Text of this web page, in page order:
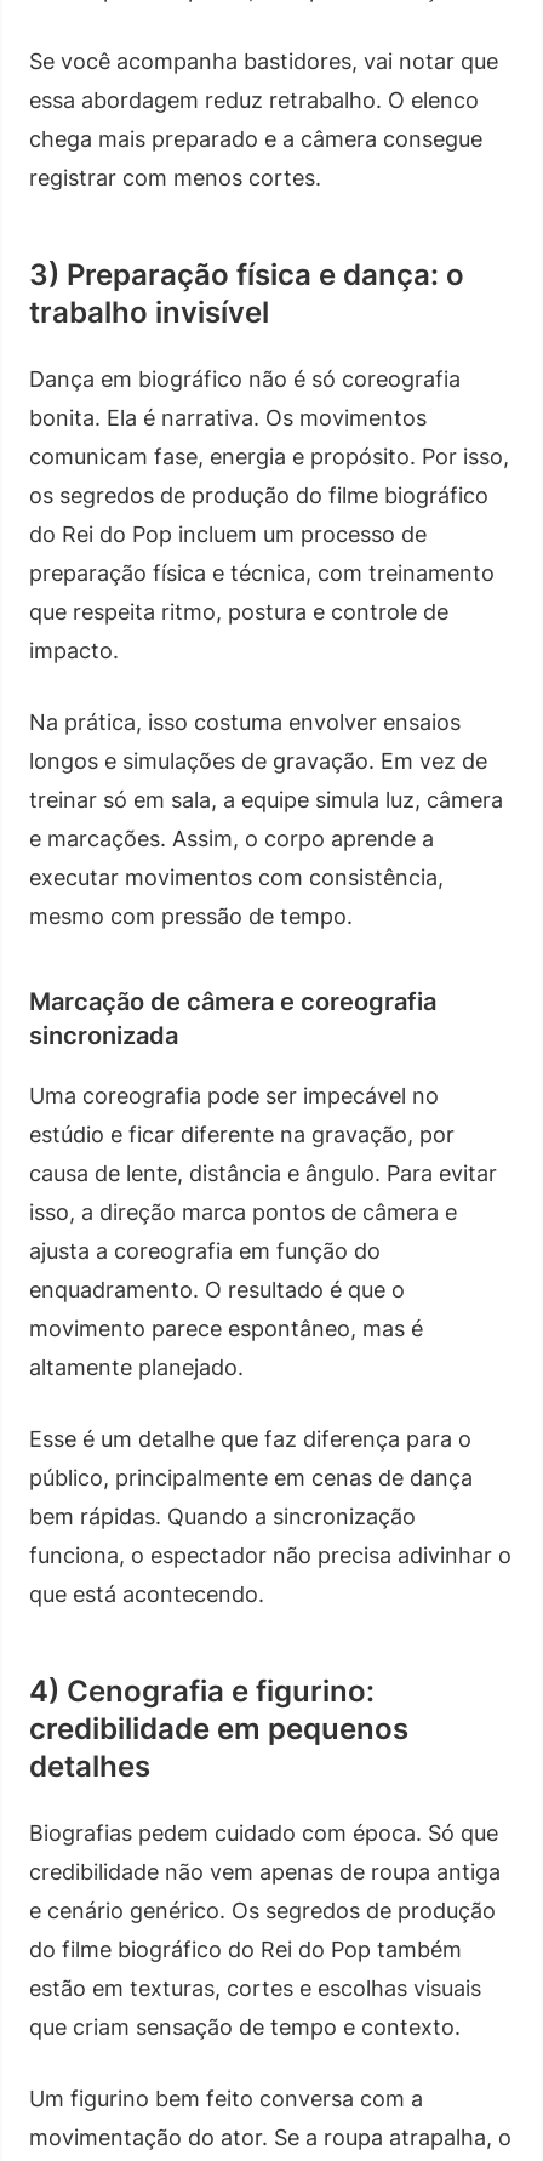
Se você acompanha bastidores, vai notar que
essa abordagem reduz retrabalho. O elenco
chega mais preparado e a câmera consegue
registrar com menos cortes.
3) Preparação física e dança: o
trabalho invisível
Dança em biográfico não é só coreografia
bonita. Ela é narrativa. Os movimentos
comunicam fase, energia e propósito. Por isso,
os segredos de produção do filme biográfico
do Rei do Pop incluem um processo de
preparação física e técnica, com treinamento
que respeita ritmo, postura e controle de
impacto.
Na prática, isso costuma envolver ensaios
longos e simulações de gravação. Em vez de
treinar só em sala, a equipe simula luz, câmera
e marcações. Assim, o corpo aprende a
executar movimentos com consistência,
mesmo com pressão de tempo.
Marcação de câmera e coreografia
sincronizada
Uma coreografia pode ser impecável no
estúdio e ficar diferente na gravação, por
causa de lente, distância e ângulo. Para evitar
isso, a direção marca pontos de câmera e
ajusta a coreografia em função do
enquadramento. O resultado é que o
movimento parece espontâneo, mas é
altamente planejado.
Esse é um detalhe que faz diferença para o
público, principalmente em cenas de dança
bem rápidas. Quando a sincronização
funciona, o espectador não precisa adivinhar o
que está acontecendo.
4) Cenografia e figurino:
credibilidade em pequenos
detalhes
Biografias pedem cuidado com época. Só que
credibilidade não vem apenas de roupa antiga
e cenário genérico. Os segredos de produção
do filme biográfico do Rei do Pop também
estão em texturas, cortes e escolhas visuais
que criam sensação de tempo e contexto.
Um figurino bem feito conversa com a
movimentação do ator. Se a roupa atrapalha, o